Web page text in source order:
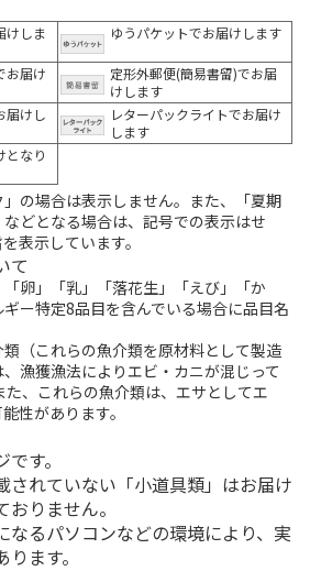
けしま
ゆうパケットでお届けします
お届け
定形外郵便(簡易書留)でお届
けします
届けし
レターパックライトでお届け
します
となり
の場合は表示しません。また、「夏期
どとなる場合は、記号での表示はせ
表示しています。
て
卵」「乳」「落花生」「えび」「か
ー特定8品目を含んでいる場合に品目名
（これらの魚介類を原材料として製造
漁獲漁法によりエビ・カニが混じって
た、これらの魚介類は、エサとしてエ
性があります。
す。
されていない「小道具類」はお届け
りません。
なるパソコンなどの環境により、実
ます。